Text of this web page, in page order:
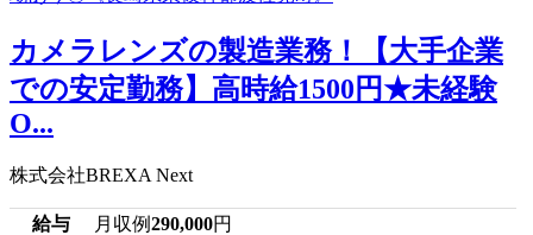
カメラレンズの製造業務！【大手企業
での安定勤務】高時給1500円★未経験
O...
株式会社BREXA Next
給与 月収例290,000円